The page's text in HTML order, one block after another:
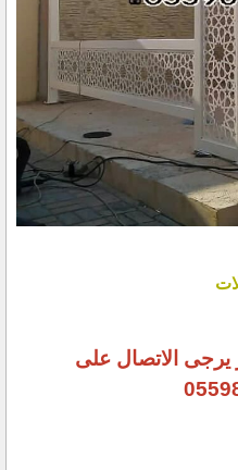
يرجى الاتصال على